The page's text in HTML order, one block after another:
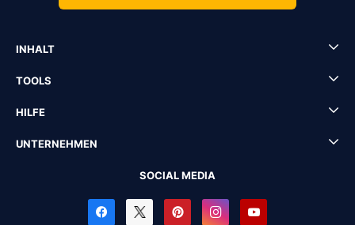
INHALT
TOOLS
HILFE
UNTERNEHMEN
SOCIAL MEDIA